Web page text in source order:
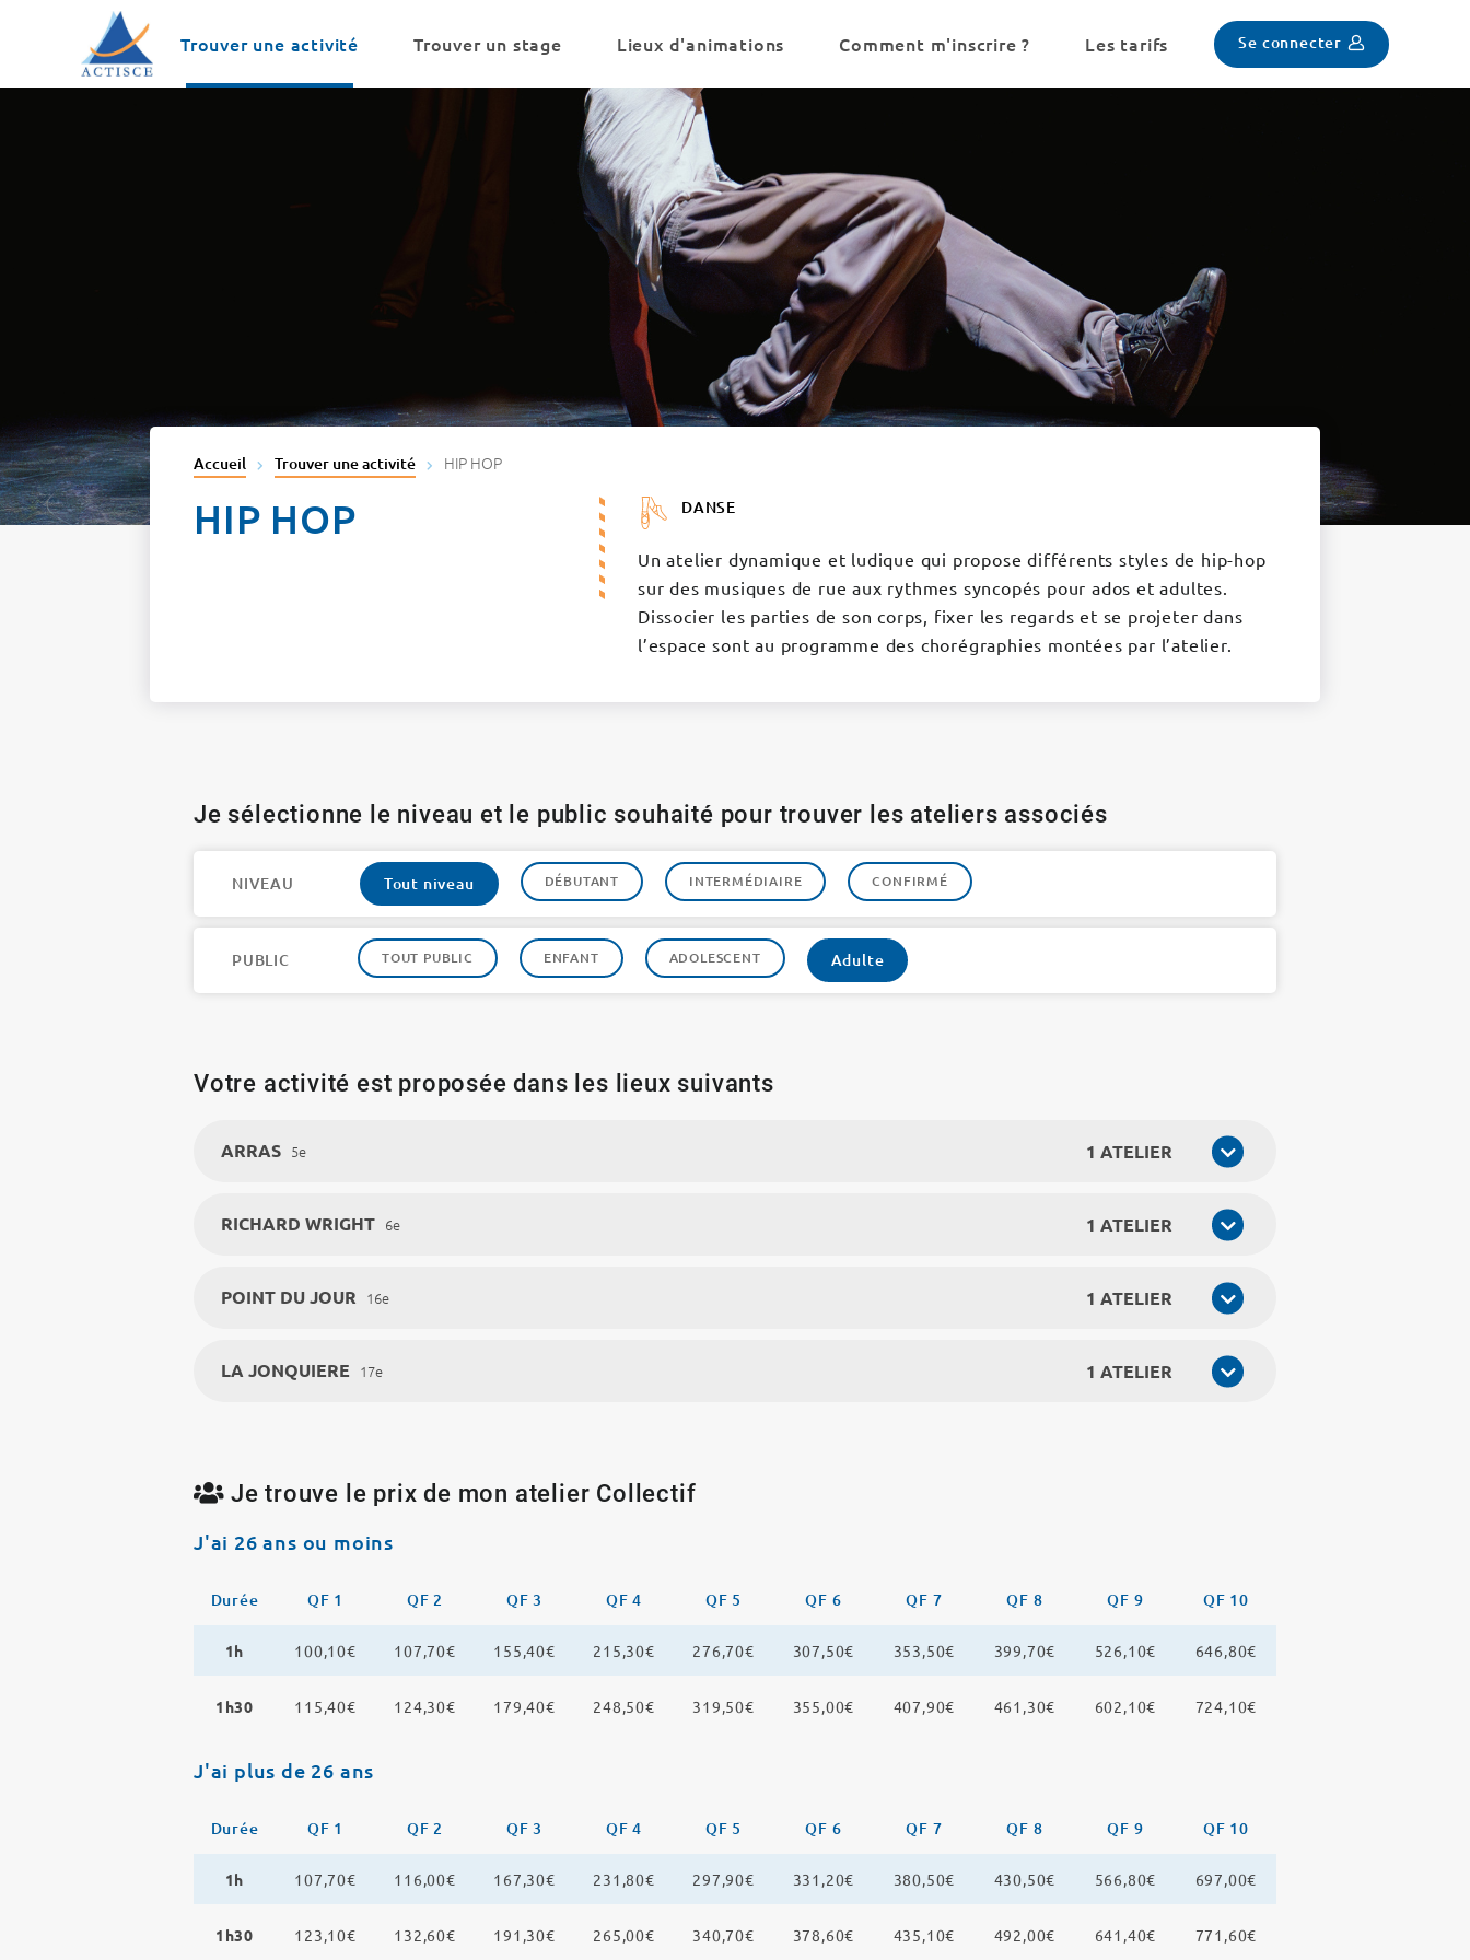
Trouver une activité
Trouver un stage Lieux d'animations Comment m'inscrire ? Les tarifs Se connecter
Accueil Trouver une activité HIP HOP
HIP HOP DANSE
Un atelier dynamique et ludique qui propose différents styles de hip-hop
sur des musiques de rue aux rythmes syncopés pour ados et adultes.
Dissocier les parties de son corps, fixer les regards et se projeter dans
l’espace sont au programme des chorégraphies montées par l’atelier.
Je sélectionne le niveau et le public souhaité pour trouver les ateliers associés
NIVEAU Tout niveau DÉBUTANT INTERMÉDIAIRE CONFIRMÉ
PUBLIC TOUT PUBLIC ENFANT ADOLESCENT Adulte
Votre activité est proposée dans les lieux suivants
ARRAS 5e 1 ATELIER
RICHARD WRIGHT 6e 1 ATELIER
POINT DU JOUR 16e 1 ATELIER
LA JONQUIERE 17e 1 ATELIER
Je trouve le prix de mon atelier Collectif
J'ai 26 ans ou moins
Durée QF 1 QF 2 QF 3 QF 4 QF 5 QF 6 QF 7 QF 8 QF 9 QF 10
1h 100,10€ 107,70€ 155,40€ 215,30€ 276,70€ 307,50€ 353,50€ 399,70€ 526,10€ 646,80€
1h30 115,40€ 124,30€ 179,40€ 248,50€ 319,50€ 355,00€ 407,90€ 461,30€ 602,10€ 724,10€
J'ai plus de 26 ans
Durée QF 1 QF 2 QF 3 QF 4 QF 5 QF 6 QF 7 QF 8 QF 9 QF 10
1h 107,70€ 116,00€ 167,30€ 231,80€ 297,90€ 331,20€ 380,50€ 430,50€ 566,80€ 697,00€
1h30 123,10€ 132,60€ 191,30€ 265,00€ 340,70€ 378,60€ 435,10€ 492,00€ 641,40€ 771,60€